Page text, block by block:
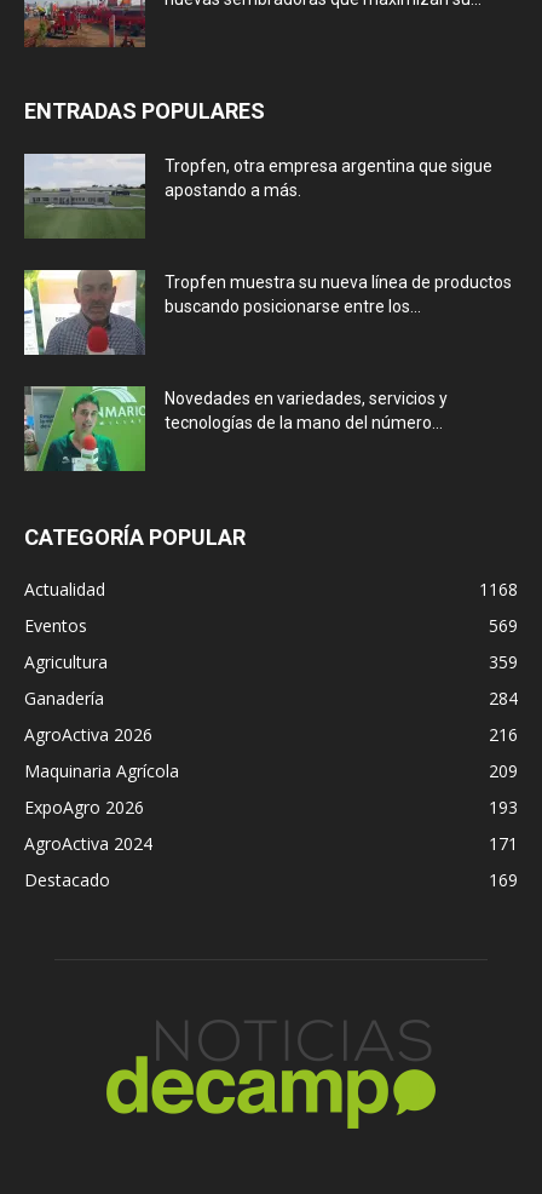
ENTRADAS POPULARES
Tropfen, otra empresa argentina que sigue
apostando a más.
Tropfen muestra su nueva línea de productos
buscando posicionarse entre los...
Novedades en variedades, servicios y
tecnologías de la mano del número...
CATEGORÍA POPULAR
Actualidad
1168
Eventos
569
Agricultura
359
Ganadería
284
AgroActiva 2026
216
Maquinaria Agrícola
209
ExpoAgro 2026
193
AgroActiva 2024
171
Destacado
169